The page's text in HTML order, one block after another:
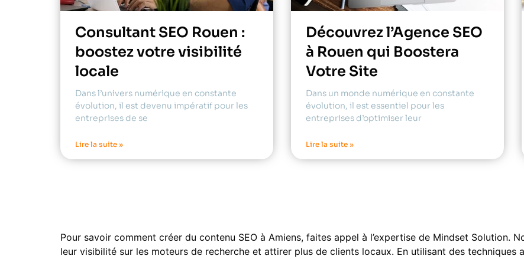
Consultant SEO Rouen :
boostez votre visibilité
locale
Dans l’univers numérique en constante
évolution, il est devenu impératif pour les
entreprises de se
Lire la suite »
Découvrez l’Agence SEO
à Rouen qui Boostera
Votre Site
Dans un monde numérique en constante
évolution, il est essentiel pour les
entreprises d’optimiser leur
Lire la suite »
Pour savoir comment créer du contenu SEO à Amiens, faites appel à l’expertise de Mindset Solution.
leur visibilité sur les moteurs de recherche et attirer plus de clients locaux. En utilisant des techniques